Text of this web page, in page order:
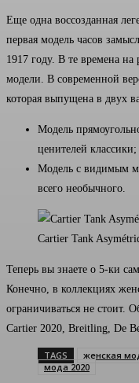
Еще одна воссозданная
первая модель часов
1917 году. В те времена
модели. В современной
которая выпущена в двух
Модель
ценителей классики;
Модель с видимым
всего необычного.
Cartier Tank
Теперь вы знаете о 5-ки
Конечно, в коллекциях
ограничиваться не стоит.
Cartier 2020, Breitling, De
TAGS женская
мода 2020